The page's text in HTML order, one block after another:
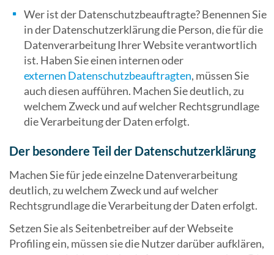
Wer ist der Datenschutzbeauftragte? Benennen Sie
in der Datenschutzerklärung die Person, die für die
Datenverarbeitung Ihrer Website verantwortlich
ist. Haben Sie einen internen oder
externen Datenschutzbeauftragten, müssen Sie
auch diesen aufführen. Machen Sie deutlich, zu
welchem Zweck und auf welcher Rechtsgrundlage
die Verarbeitung der Daten erfolgt.
Der besondere Teil der Datenschutzerklärung
Machen Sie für jede einzelne Datenverarbeitung
deutlich, zu welchem Zweck und auf welcher
Rechtsgrundlage die Verarbeitung der Daten erfolgt.
Setzen Sie als Seitenbetreiber auf der Webseite
Profiling ein, müssen sie die Nutzer darüber aufklären,